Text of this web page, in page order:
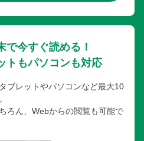
で今すぐ読める！
トもパソコンも対応
ブレットやパソコンなど最大10
ろん、Webからの閲覧も可能で